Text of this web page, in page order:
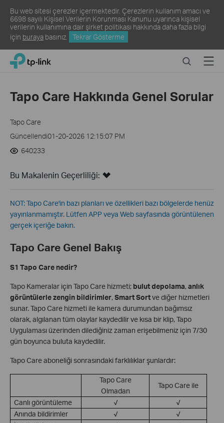
Bu web sitesi çerezler içermektedir. Çerezlerin kullanım amacı ve
6698 sayılı Kişisel Verilerin Korunması Kanunu uyarınca kişisel
verilerin kullanımına dair şirket politikası hakkında daha fazla bilgi
için buraya basınız. Tekrar Gösterme
Click
navigation
TP-Link, Reliably Smart SearchMenu
Tapo Care Hakkında Genel Sorular
Tapo Care
Güncellendi01-20-2026 12:15:07 PM
640233
Bu Makalenin Geçerliliği:
NOT: Tapo Care'in bazı planları ve özellikleri bazı bölgelerde henüz
yayınlanmamıştır. Lütfen APP veya Web sayfasında görüntülenen
gerçek içeriğe bakın.
Tapo Care Genel Bakış
S1 Tapo Care nedir?
Tapo Kameralar için Tapo Care hizmeti; bulut depolama,anlık
görüntülerle zengin bildirimler,Smart Sortve diğer hizmetleri
sunar. Tapo Care hizmeti ile kamera durumundan bağımsız
olarak, algılanan tüm olaylar kaydedilir ve kısa bir klip, Tapo
Uygulaması üzerinden dilediğiniz zaman erişebilmeniz için 7/30
gün boyunca buluta kaydedilir.
Tapo Care aboneliği sonrasındaki farklılıklar şunlardır:
Tapo Care
Olmadan
Tapo Care ile
Canlı görüntüleme
√
√
Anında bildirimler
√
√